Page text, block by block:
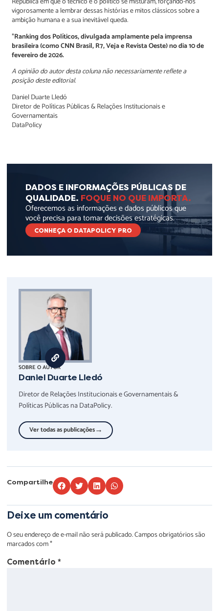
vigorosamente a lembrar dessas histórias e mitos clássicos sobre a
ambição humana e a sua inevitável queda.
*Ranking dos Políticos, divulgada amplamente pela imprensa
brasileira (como CNN Brasil, R7, Veja e Revista Oeste) no dia 10 de
fevereiro de 2026.
A opinião do autor desta coluna não necessariamente reflete a
posição deste editorial.
Daniel Duarte Lledó
Diretor de Políticas Públicas & Relações Institucionais e
Governamentais
DataPolicy
DADOS E INFORMAÇÕES PÚBLICAS DE
QUALIDADE. FOQUE NO QUE IMPORTA.
Oferecemos as informações e dados públicos que
você precisa para tomar decisões estratégicas.
CONHEÇA O DATAPOLICY PRO
SOBRE O AUTOR
Daniel Duarte Lledó
Diretor de Relações Institucionais e Governamentais &
Políticas Públicas na DataPolicy.
Ver todas as publicações→
Compartilhe
Deixe um comentário
O seu endereço de e-mail não será publicado.Campos obrigatórios são
marcados com*
Comentário *